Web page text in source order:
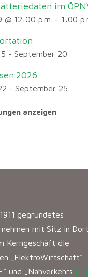
im
12:00 p.m. - 1:00
- September 20
2026
- September 25
anzeigen
gegründetes
mit Sitz in
Kerngeschäft die
„ElektroWirtschaft“
und „Nahverkehrs […]